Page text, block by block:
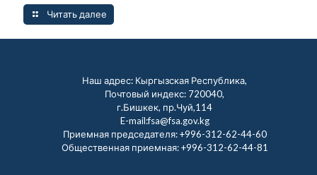
Читать далее
Наш адрес: Кыргызская Республика,
Почтовый индекс: 720040,
г.Бишкек, пр.Чуй,114
E-mail:fsa@fsa.gov.kg
Приемная председателя:+996-312-62-44-60
Общественная приемная:+996-312-62-44-81